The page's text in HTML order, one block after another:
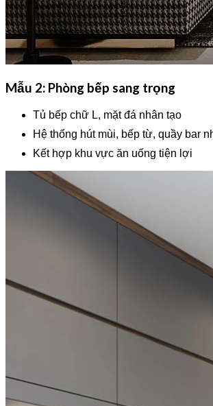
Mẫu 2: Phòng bếp sang trọng
Tủ bếp chữ L, mặt đá nhân tạo
Hệ thống hút mùi, bếp từ, quầy bar
Kết hợp khu vực ăn uống tiện lợi